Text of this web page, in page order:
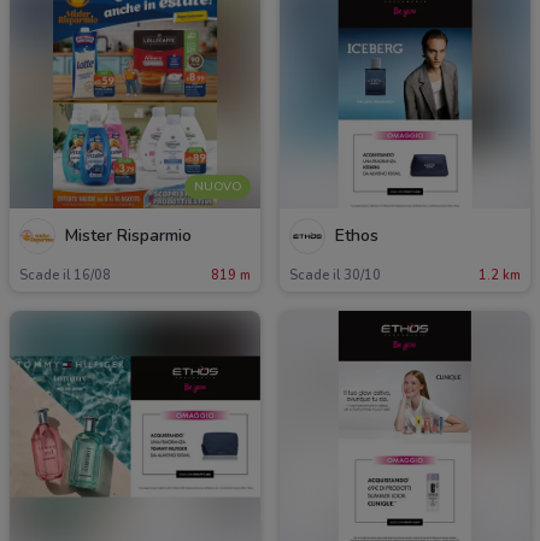
NUOVO
Mister Risparmio
Scade il 16/08 819 m
Ethos
Scade il 30/10 1.2 km